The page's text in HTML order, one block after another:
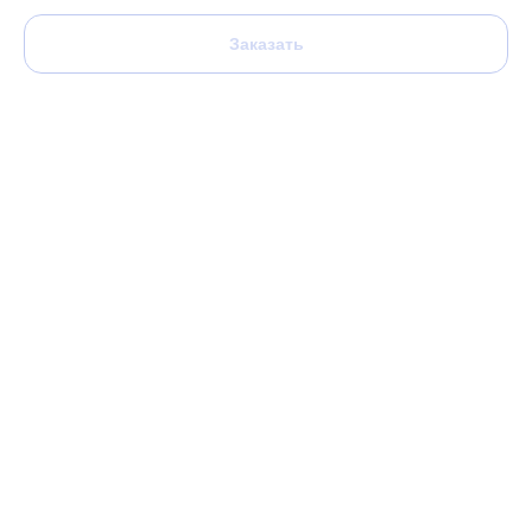
Заказать